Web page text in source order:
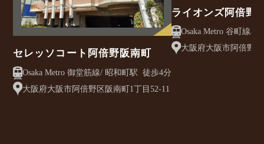
セレッソコート阿倍野阪南町
Osaka Metro 御堂筋線/ 昭和町駅 徒歩4分
大阪府大阪市阿倍野区阪南町1丁目52-11
ライオンズ阿倍野
大阪府大阪市阿倍野